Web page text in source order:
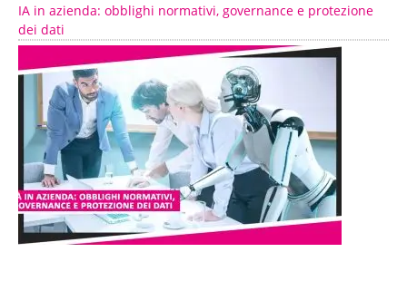
IA in azienda: obblighi normativi, governance e protezione
dei dati